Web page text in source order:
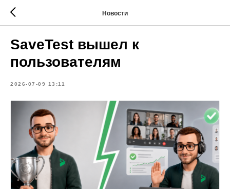
Новости
SaveTest вышел к
пользователям
2026-07-09 13:11